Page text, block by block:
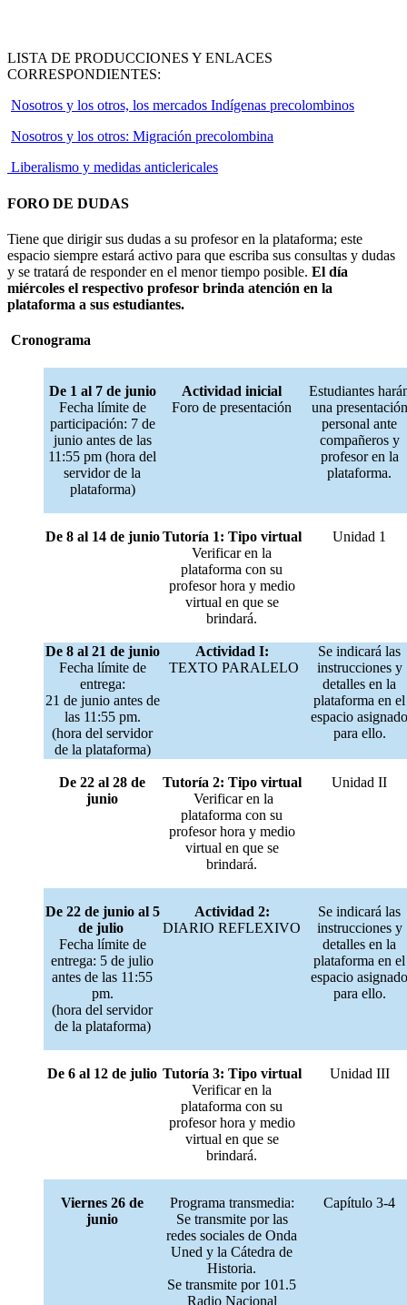
LISTA DE PRODUCCIONES Y ENLACES
CORRESPONDIENTES:
Nosotros y los otros, los mercados Indígenas precolombinos
Nosotros y los otros: Migración precolombina
Liberalismo y medidas anticlericales
FORO DE DUDAS
Tiene que dirigir sus dudas a su profesor en la plataforma; este
espacio siempre estará activo para que escriba sus consultas y dudas
y se tratará de responder en el menor tiempo posible. El día
miércoles el respectivo profesor brinda atención en la
plataforma a sus estudiantes.
Cronograma
De 1 al 7 de junio
Fecha límite de
participación: 7 de
junio antes de las
11:55 pm (hora del
servidor de la
plataforma)
Actividad inicial
Foro de presentación
Estudiantes
una presentación
personal ante
compañeros y
profesor en la
plataforma.
De 8 al 14 de junio Tutoría 1: Tipo virtual
Verificar en la
plataforma con su
profesor hora y medio
virtual en que se
brindará.
Unidad 1
De 8 al 21 de junio
Fecha límite de
entrega:
21 de junio antes de
las 11:55 pm.
(hora del servidor
de la plataforma)
Actividad I:
TEXTO PARALELO
Se indicará las
instrucciones y
detalles en la
plataforma en el
espacio asignado
para ello.
De 22 al 28 de
junio
Tutoría 2: Tipo virtual
Verificar en la
plataforma con su
profesor hora y medio
virtual en que se
brindará.
Unidad II
De 22 de junio al 5
de julio
Fecha límite de
entrega: 5 de julio
antes de las 11:55
pm.
(hora del servidor
de la plataforma)
Actividad 2:
DIARIO REFLEXIVO
Se indicará las
instrucciones y
detalles en la
plataforma en el
espacio asignado
para ello.
De 6 al 12 de julio Tutoría 3: Tipo virtual
Verificar en la
plataforma con su
profesor hora y medio
virtual en que se
brindará.
Unidad III
Viernes 26 de
junio
Programa transmedia:
Se transmite por las
redes sociales de Onda
Uned y la Cátedra de
Historia.
Se transmite por 101.5
Radio Nacional
Capítulo 3-4